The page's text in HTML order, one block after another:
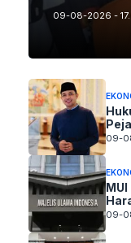
09-08-2026 -
09-
09-